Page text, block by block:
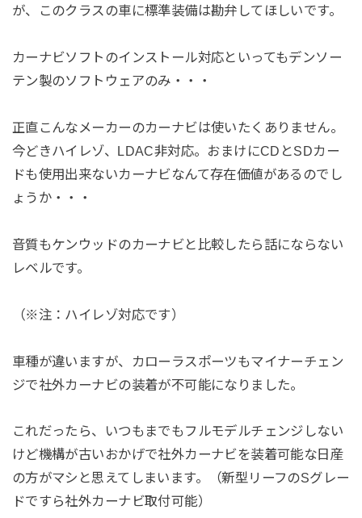
が、このクラスの車に標準装備は勘弁してほしいです。
カーナビソフトのインストール対応といってもデンソー
テン製のソフトウェアのみ・・・
正直こんなメーカーのカーナビは使いたくありません。
今どきハイレゾ、LDAC非対応。おまけにCDとSDカー
ドも使用出来ないカーナビなんて存在価値があるのでし
ょうか・・・
音質もケンウッドのカーナビと比較したら話にならない
レベルです。
（※注：ハイレゾ対応です）
車種が違いますが、カローラスポーツもマイナーチェン
ジで社外カーナビの装着が不可能になりました。
これだったら、いつもまでもフルモデルチェンジしない
けど機構が古いおかげで社外カーナビを装着可能な日産
の方がマシと思えてしまいます。（新型リーフのSグレー
ドですら社外カーナビ取付可能）